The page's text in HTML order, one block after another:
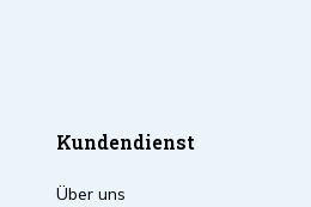
Kundendienst
Über uns